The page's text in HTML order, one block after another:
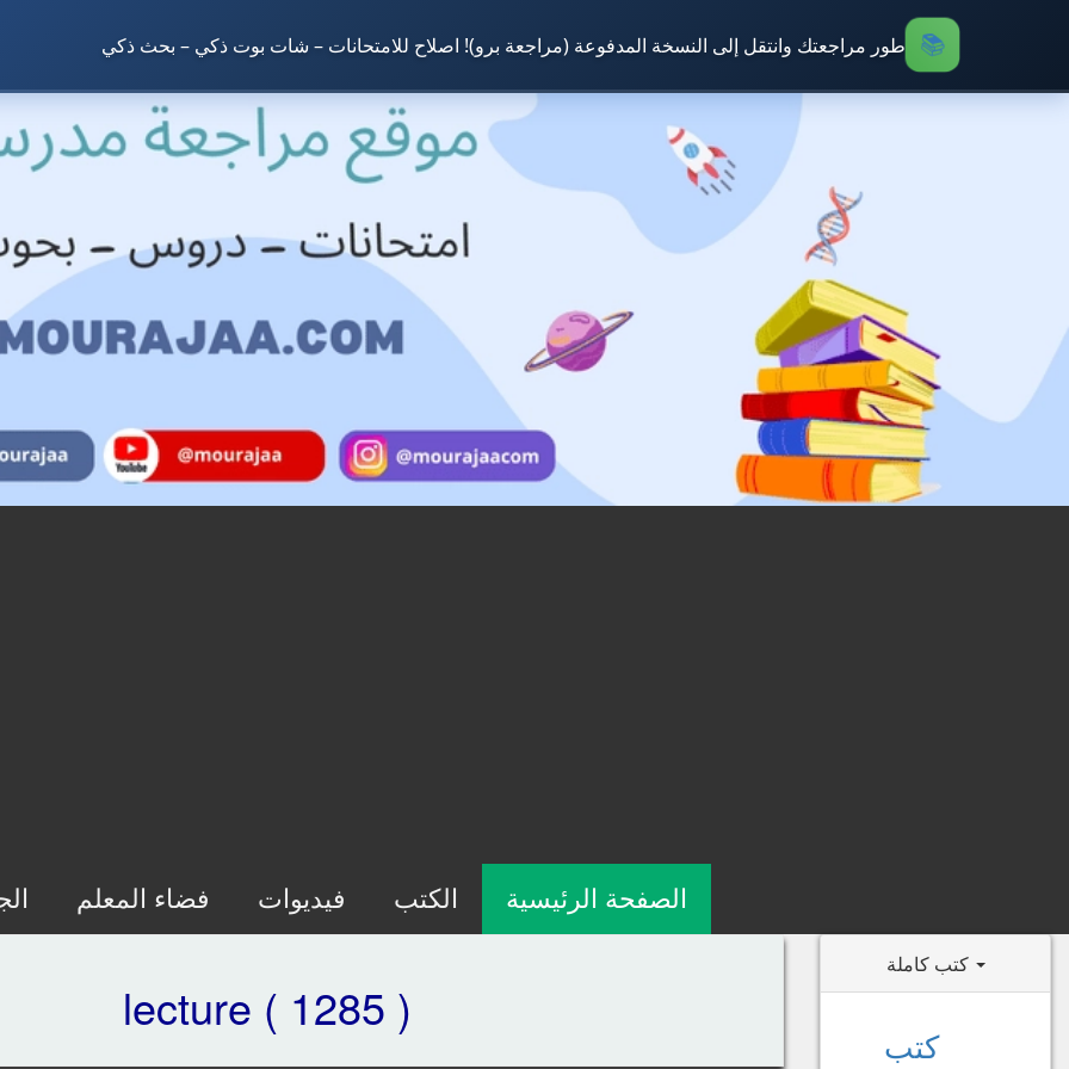
طور مراجعتك وانتقل إلى النسخة المدفوعة (مراجعة برو)! اصلاح للامتحانات – شات بوت ذكي – بحث ذكي
الصفحة الرئيسية الكتب فيديوات فضاء المعلم
lecture ( 1285 )
كتب كاملة
كتب